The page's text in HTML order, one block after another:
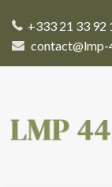
+333 21 33 92
contact@lmp-